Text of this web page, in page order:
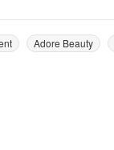
Adore Beauty